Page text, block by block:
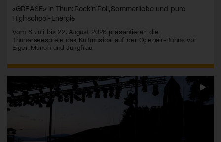
«GREASE» in Thun: Rock’n’Roll, Sommerliebe und pure
Highschool-Energie
Vom 8. Juli bis 22. August 2026 präsentieren die
Thunerseespiele das Kultmusical auf der Openair-Bühne vor
Eiger, Mönch und Jungfrau.